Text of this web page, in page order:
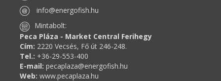
info@energofish.hu
Mintabolt:
Peca Pláza - Market Central Ferihegy
Cím: 2220 Vecsés, Fő út 246-248.
Tel.: +36-29-553-400
E-mail: pecaplaza@energofish.hu
Web: www.pecaplaza.hu